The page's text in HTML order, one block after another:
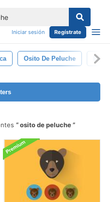
Iniciar sesión Regístrate
Osito De Peluche Bebé
osito de peluche